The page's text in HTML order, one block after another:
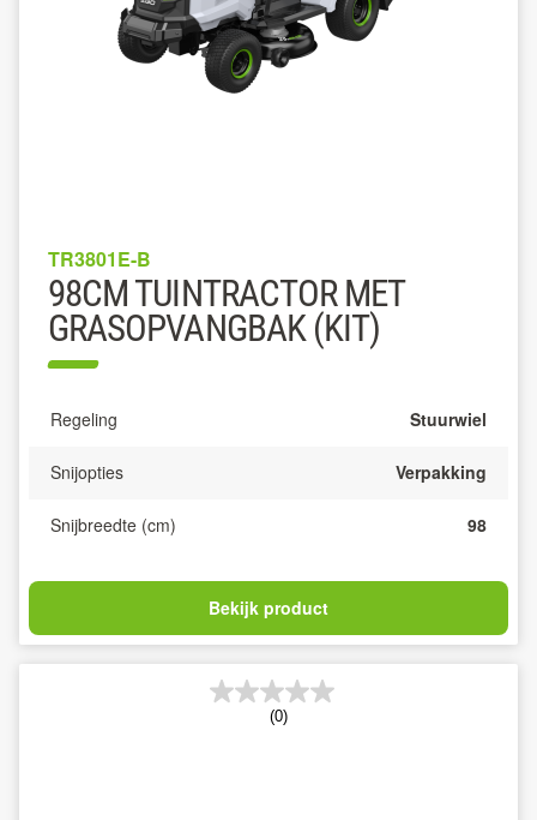
TR3801E-B
98CM TUINTRACTOR MET
GRASOPVANGBAK (KIT)
Regeling Stuurwiel
Snijopties Verpakking
Snijbreedte (cm) 98
Bekijk product
(0)